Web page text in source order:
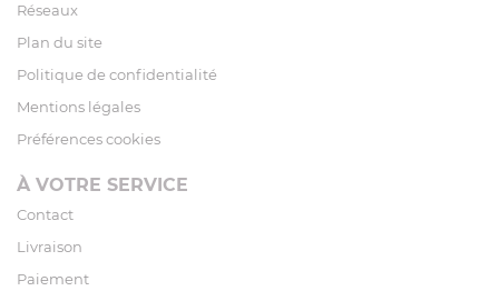
Réseaux
Plan du site
Politique de confidentialité
Mentions légales
Préférences cookies
À VOTRE SERVICE
Contact
Livraison
Paiement